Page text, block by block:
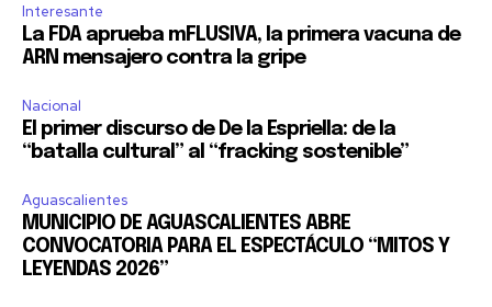
Interesante
La FDA aprueba mFLUSIVA, la primera vacuna de
ARN mensajero contra la gripe
Nacional
El primer discurso de De la Espriella: de la
“batalla cultural” al “fracking sostenible”
Aguascalientes
MUNICIPIO DE AGUASCALIENTES ABRE
CONVOCATORIA PARA EL ESPECTÁCULO “MITOS Y
LEYENDAS 2026”